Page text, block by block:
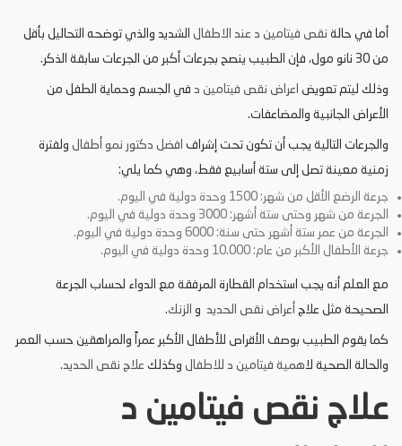
أما في حالة نقص فيتامين د عند الاطفال الشديد والذي توضحه التحاليل بأقل
من 30 نانو مول، فإن الطبيب ينصح بجرعات أكبر من الجرعات سابقة الذكر.
وذلك ليتم تعويض اعراض نقص فيتامين د في الجسم وحماية الطفل من
الأعراض الجانبية والمضاعفات.
والجرعات التالية يجب أن تكون تحت إشراف افضل دكتور نمو أطفال ولفترة
زمنية معينة تصل إلى ستة أسابيع فقط، وهي كما يلي:
جرعة الرضع الأقل من شهر: 1500 وحدة دولية في اليوم.
الجرعة من شهر وحتى ستة أشهر: 3000 وحدة دولية في اليوم.
الجرعة من عمر ستة أشهر حتى سنة: 6000 وحدة دولية في اليوم.
جرعة الأطفال الأكبر من عام: 10.000 وحدة دولية في اليوم.
مع العلم أنه يجب استخدام القطارة المرفقة مع الدواء لحساب الجرعة
الصحيحة مثل علاج أعراض نقص الحديد و الزنك.
كما يقوم الطبيب بوصف الأقراص للأطفال الأكبر عمراً والمراهقين حسب العمر
والحالة الصحية لاهمية فيتامين د للاطفال وكذلك علاج نقص الحديد.
علاج نقص فيتامين د